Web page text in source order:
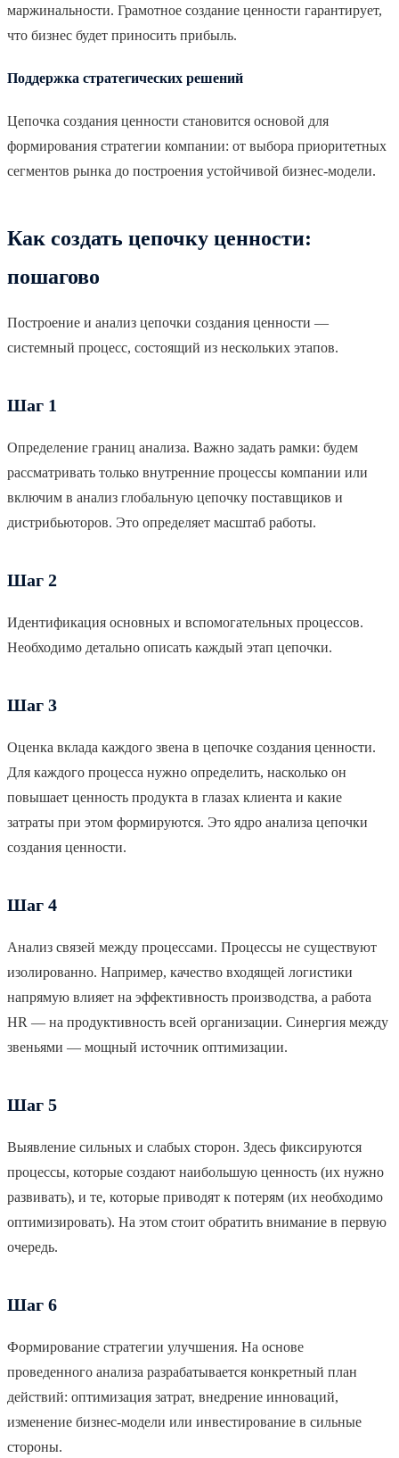
маржинальности. Грамотное создание ценности гарантирует,
что бизнес будет приносить прибыль.
Поддержка стратегических решений
Цепочка создания ценности становится основой для
формирования стратегии компании: от выбора приоритетных
сегментов рынка до построения устойчивой бизнес-модели.
Как создать цепочку ценности:
пошагово
Построение и анализ цепочки создания ценности —
системный процесс, состоящий из нескольких этапов.
Шаг 1
Определение границ анализа. Важно задать рамки: будем
рассматривать только внутренние процессы компании или
включим в анализ глобальную цепочку поставщиков и
дистрибьюторов. Это определяет масштаб работы.
Шаг 2
Идентификация основных и вспомогательных процессов.
Необходимо детально описать каждый этап цепочки.
Шаг 3
Оценка вклада каждого звена в цепочке создания ценности.
Для каждого процесса нужно определить, насколько он
повышает ценность продукта в глазах клиента и какие
затраты при этом формируются. Это ядро анализа цепочки
создания ценности.
Шаг 4
Анализ связей между процессами. Процессы не существуют
изолированно. Например, качество входящей логистики
напрямую влияет на эффективность производства, а работа
HR — на продуктивность всей организации. Синергия между
звеньями — мощный источник оптимизации.
Шаг 5
Выявление сильных и слабых сторон. Здесь фиксируются
процессы, которые создают наибольшую ценность (их нужно
развивать), и те, которые приводят к потерям (их необходимо
оптимизировать). На этом стоит обратить внимание в первую
очередь.
Шаг 6
Формирование стратегии улучшения. На основе
проведенного анализа разрабатывается конкретный план
действий: оптимизация затрат, внедрение инноваций,
изменение бизнес-модели или инвестирование в сильные
стороны.